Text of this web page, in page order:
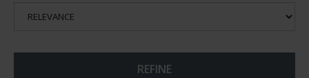
REFINE